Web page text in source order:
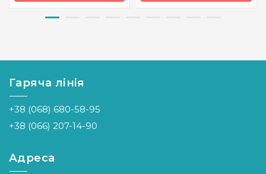
Бренд
Барвиста
Бренд
Барвиста
Гаряча лінія
+38 (068) 680-58-95
+38 (066) 207-14-90
Адреса